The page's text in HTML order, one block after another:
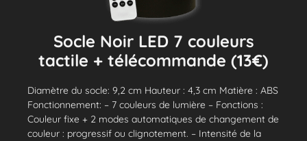
Socle Noir LED 7 couleurs
tactile + télécommande (13€)
Diamètre du socle: 9,2 cm Hauteur : 4,3 cm Matière : ABS
Fonctionnement: – 7 couleurs de lumière – Fonctions :
Couleur fixe + 2 modes automatiques de changement de
couleur : progressif ou clignotement. – Intensité de la